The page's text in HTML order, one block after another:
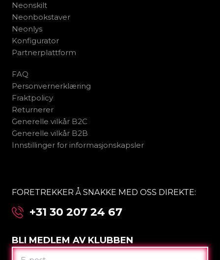
Neonskilt
Neonbokstaver
Neonlys
Konfigurator
Partnerplattform
FAQ
Personvernerklæring
Fraktpolicy
Returnerer
Generelle vilkår B2C
Generelle vilkår B2B
Innstillinger for informasjonskapsler
FORETREKKER Å SNAKKE MED OSS DIREKTE:
+31 30 207 24 67
BLI MEDLEM AV KLUBBEN
E-